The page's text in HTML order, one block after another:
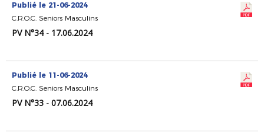
Publié le 21-06-2024
C.R.O.C. Seniors Masculins
PV N°34 - 17.06.2024
Publié le 11-06-2024
C.R.O.C. Seniors Masculins
PV N°33 - 07.06.2024